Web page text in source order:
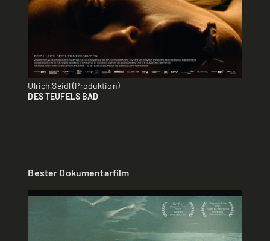
Ulrich Seidl (Produktion)
DES TEUFELS BAD
Bester Dokumentarfilm